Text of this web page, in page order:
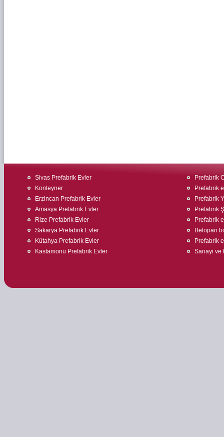
Sivas Prefabrik Evler
Konteyner
Erzincan Prefabrik Evler
Amasya Prefabrik Evler
Rize Prefabrik Evler
Sakarya Prefabrik Evler
Kütahya Prefabrik Evler
Kastamonu Prefabrik Evler
Prefabrik
Prefabrik
Prefabrik
Prefabrik
Prefabrik
Betopan
Prefabrik
Sanayi ve